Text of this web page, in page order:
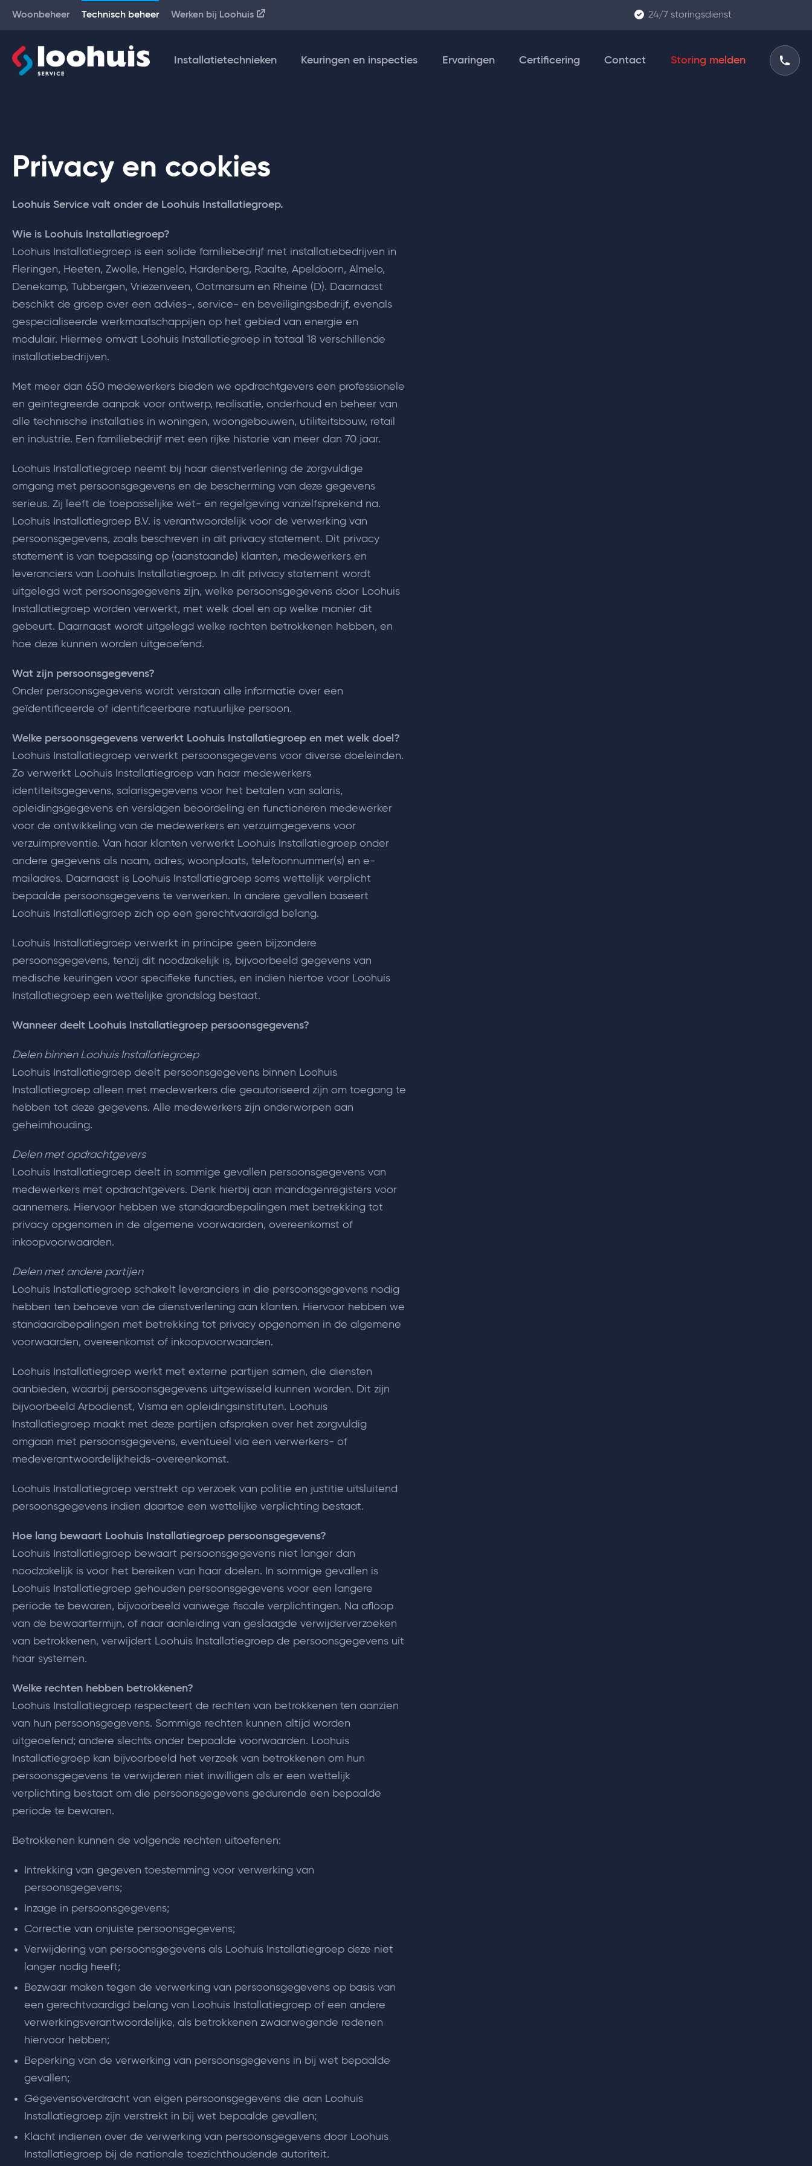
Woonbeheer Technisch beheer Werken bij Loohuis
24/7 storingsdienst
Installatie keuringen & inspecties
Afstandsbeheer van uw installaties
Installatietechnieken Keuringen en inspecties Ervaringen Certificering Contact Storing melden
Privacy en cookies
Loohuis Service valt onder de Loohuis Installatiegroep.
Wie is Loohuis Installatiegroep?
Loohuis Installatiegroep is een solide familiebedrijf met installatiebedrijven in
Fleringen, Heeten, Zwolle, Hengelo, Hardenberg, Raalte, Apeldoorn, Almelo,
Denekamp, Tubbergen, Vriezenveen, Ootmarsum en Rheine (D). Daarnaast
beschikt de groep over een advies-, service- en beveiligingsbedrijf, evenals
gespecialiseerde werkmaatschappijen op het gebied van energie en
modulair. Hiermee omvat Loohuis Installatiegroep in totaal 18 verschillende
installatiebedrijven.
Met meer dan 650 medewerkers bieden we opdrachtgevers een professionele
en geïntegreerde aanpak voor ontwerp, realisatie, onderhoud en beheer van
alle technische installaties in woningen, woongebouwen, utiliteitsbouw, retail
en industrie. Een familiebedrijf met een rijke historie van meer dan 70 jaar.
Loohuis Installatiegroep neemt bij haar dienstverlening de zorgvuldige
omgang met persoonsgegevens en de bescherming van deze gegevens
serieus. Zij leeft de toepasselijke wet- en regelgeving vanzelfsprekend na.
Loohuis Installatiegroep B.V. is verantwoordelijk voor de verwerking van
persoonsgegevens, zoals beschreven in dit privacy statement. Dit privacy
statement is van toepassing op (aanstaande) klanten, medewerkers en
leveranciers van Loohuis Installatiegroep. In dit privacy statement wordt
uitgelegd wat persoonsgegevens zijn, welke persoonsgegevens door Loohuis
Installatiegroep worden verwerkt, met welk doel en op welke manier dit
gebeurt. Daarnaast wordt uitgelegd welke rechten betrokkenen hebben, en
hoe deze kunnen worden uitgeoefend.
Wat zijn persoonsgegevens?
Onder persoonsgegevens wordt verstaan alle informatie over een
geïdentificeerde of identificeerbare natuurlijke persoon.
Welke persoonsgegevens verwerkt Loohuis Installatiegroep en met welk doel?
Loohuis Installatiegroep verwerkt persoonsgegevens voor diverse doeleinden.
Zo verwerkt Loohuis Installatiegroep van haar medewerkers
identiteitsgegevens, salarisgegevens voor het betalen van salaris,
opleidingsgegevens en verslagen beoordeling en functioneren medewerker
voor de ontwikkeling van de medewerkers en verzuimgegevens voor
verzuimpreventie. Van haar klanten verwerkt Loohuis Installatiegroep onder
andere gegevens als naam, adres, woonplaats, telefoonnummer(s) en e-
mailadres. Daarnaast is Loohuis Installatiegroep soms wettelijk verplicht
bepaalde persoonsgegevens te verwerken. In andere gevallen baseert
Loohuis Installatiegroep zich op een gerechtvaardigd belang.
Loohuis Installatiegroep verwerkt in principe geen bijzondere
persoonsgegevens, tenzij dit noodzakelijk is, bijvoorbeeld gegevens van
medische keuringen voor specifieke functies, en indien hiertoe voor Loohuis
Installatiegroep een wettelijke grondslag bestaat.
Wanneer deelt Loohuis Installatiegroep persoonsgegevens?
Delen binnen Loohuis Installatiegroep
Loohuis Installatiegroep deelt persoonsgegevens binnen Loohuis
Installatiegroep alleen met medewerkers die geautoriseerd zijn om toegang te
hebben tot deze gegevens. Alle medewerkers zijn onderworpen aan
geheimhouding.
Delen met opdrachtgevers
Loohuis Installatiegroep deelt in sommige gevallen persoonsgegevens van
medewerkers met opdrachtgevers. Denk hierbij aan mandagenregisters voor
aannemers. Hiervoor hebben we standaardbepalingen met betrekking tot
privacy opgenomen in de algemene voorwaarden, overeenkomst of
inkoopvoorwaarden.
Delen met andere partijen
Loohuis Installatiegroep schakelt leveranciers in die persoonsgegevens nodig
hebben ten behoeve van de dienstverlening aan klanten. Hiervoor hebben we
standaardbepalingen met betrekking tot privacy opgenomen in de algemene
voorwaarden, overeenkomst of inkoopvoorwaarden.
Loohuis Installatiegroep werkt met externe partijen samen, die diensten
aanbieden, waarbij persoonsgegevens uitgewisseld kunnen worden. Dit zijn
bijvoorbeeld Arbodienst, Visma en opleidingsinstituten. Loohuis
Installatiegroep maakt met deze partijen afspraken over het zorgvuldig
omgaan met persoonsgegevens, eventueel via een verwerkers- of
medeverantwoordelijkheids-overeenkomst.
Loohuis Installatiegroep verstrekt op verzoek van politie en justitie uitsluitend
persoonsgegevens indien daartoe een wettelijke verplichting bestaat.
Hoe lang bewaart Loohuis Installatiegroep persoonsgegevens?
Loohuis Installatiegroep bewaart persoonsgegevens niet langer dan
noodzakelijk is voor het bereiken van haar doelen. In sommige gevallen is
Loohuis Installatiegroep gehouden persoonsgegevens voor een langere
periode te bewaren, bijvoorbeeld vanwege fiscale verplichtingen. Na afloop
van de bewaartermijn, of naar aanleiding van geslaagde verwijderverzoeken
van betrokkenen, verwijdert Loohuis Installatiegroep de persoonsgegevens uit
haar systemen.
Welke rechten hebben betrokkenen?
Loohuis Installatiegroep respecteert de rechten van betrokkenen ten aanzien
van hun persoonsgegevens. Sommige rechten kunnen altijd worden
uitgeoefend; andere slechts onder bepaalde voorwaarden. Loohuis
Installatiegroep kan bijvoorbeeld het verzoek van betrokkenen om hun
persoonsgegevens te verwijderen niet inwilligen als er een wettelijk
verplichting bestaat om die persoonsgegevens gedurende een bepaalde
periode te bewaren.
Betrokkenen kunnen de volgende rechten uitoefenen:
Intrekking van gegeven toestemming voor verwerking van
persoonsgegevens;
Inzage in persoonsgegevens;
Correctie van onjuiste persoonsgegevens;
Verwijdering van persoonsgegevens als Loohuis Installatiegroep deze niet
langer nodig heeft;
Bezwaar maken tegen de verwerking van persoonsgegevens op basis van
een gerechtvaardigd belang van Loohuis Installatiegroep of een andere
verwerkingsverantwoordelijke, als betrokkenen zwaarwegende redenen
hiervoor hebben;
Beperking van de verwerking van persoonsgegevens in bij wet bepaalde
gevallen;
Gegevensoverdracht van eigen persoonsgegevens die aan Loohuis
Installatiegroep zijn verstrekt in bij wet bepaalde gevallen;
Klacht indienen over de verwerking van persoonsgegevens door Loohuis
Installatiegroep bij de nationale toezichthoudende autoriteit.